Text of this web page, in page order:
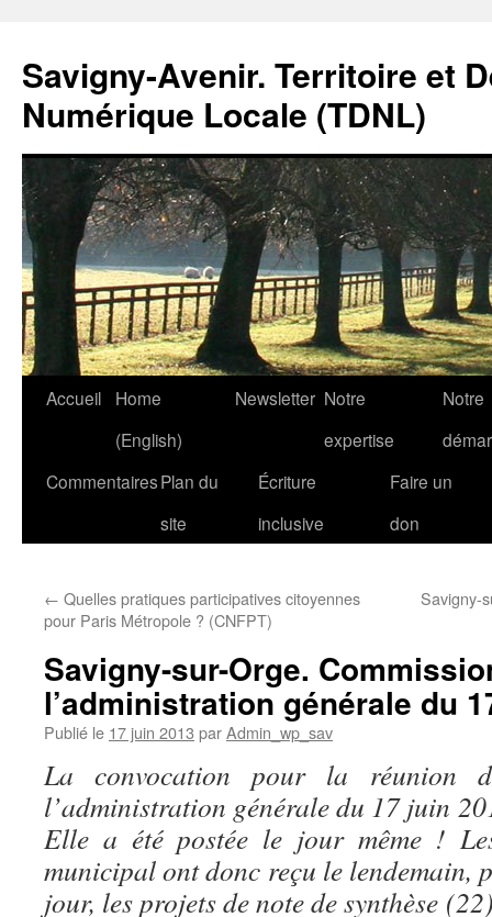
Savigny-Avenir. Territoire et
Numérique Locale (TDNL)
Aller
contenu
Accueil
Home
(English)
Newsletter Notre
expertise
Notre
CommentairesPlan du
site
Écriture
inclusive
Faire un
don
← Quelles pratiques participatives citoyennes
pour Paris Métropole ? (CNFPT)
Savigny-
Savigny-sur-Orge.
l’administration générale du
Publié le 17 juin 2013 parAdmin_wp_sav
La convocation pour la réunion
l’administration générale du 17 juin
Elle a été postée le jour même !
municipal ont donc reçu le lendemain,
jour, les projets de note de synthèse